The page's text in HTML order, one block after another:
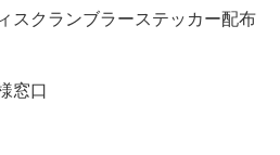
スクランブラーステッカー配布
窓口